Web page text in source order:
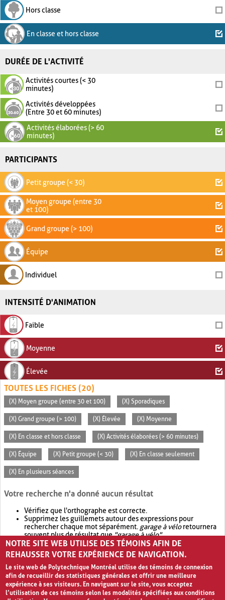
Hors classe
En classe et hors classe
DURÉE DE L'ACTIVITÉ
Activités courtes (< 30
minutes)
Activités développées
(Entre 30 et 60 minutes)
Activités élaborées (> 60
minutes)
PARTICIPANTS
Petit groupe (< 30)
Moyen groupe (entre 30
et 100)
Grand groupe (> 100)
Équipe
Individuel
INTENSITÉ D'ANIMATION
Faible
Moyenne
Élevée
TOUTES LES FICHES (20)
(X) Moyen groupe (entre 30 et 100) (X) Sporadiques
(X) Grand groupe (> 100) (X) Élevée (X) Moyenne
(X) En classe et hors classe (X) Activités élaborées (> 60 minutes)
(X) Équipe (X) Petit groupe (< 30) (X) En classe seulement
(X) En plusieurs séances
Votre recherche n'a donné aucun résultat
Vérifiez que l'orthographe est correcte.
Supprimez les guillemets autour des expressions pour
rechercher chaque mot séparément. garage à véloretournera
souvent plus de résultat que"garage à vélo".
Envisagez d'élargir votre recherche avec OR.garage OR vélo
retournera souvent plus de résultat quegarage à vélo
NOTRE SITE WEB UTILISE DES TÉMOINS AFIN DE
REHAUSSER VOTRE EXPÉRIENCE DE NAVIGATION.
Le site web de Polytechnique Montréal utilise des témoins de connexion
afin de recueillir des statistiques générales et offrir une meilleure
expérience à ses visiteurs. En naviguant sur le site, vous acceptez
l’utilisation de ces témoins selon les modalités spécifiées aux conditions